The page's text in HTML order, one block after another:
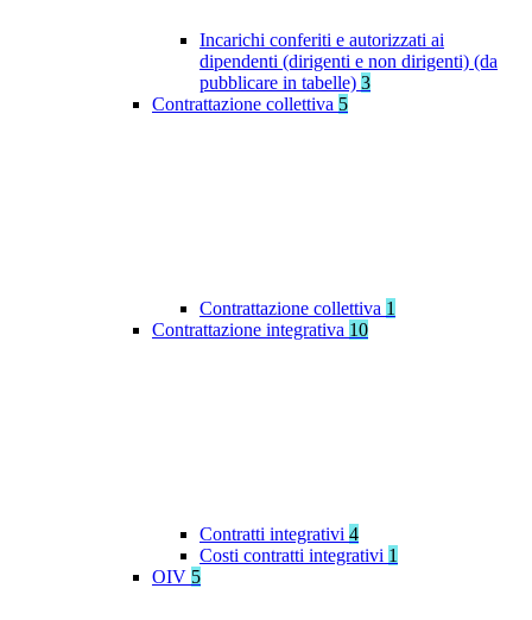
Incarichi conferiti e autorizzati ai
dipendenti (dirigenti e non dirigenti) (da
pubblicare in tabelle) 3
Contrattazione collettiva 5
Contrattazione collettiva 1
Contrattazione integrativa 10
Contratti integrativi 4
Costi contratti integrativi 1
OIV 5